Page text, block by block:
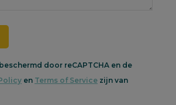
door reCAPTCHA en de
en Terms of Service zijn van